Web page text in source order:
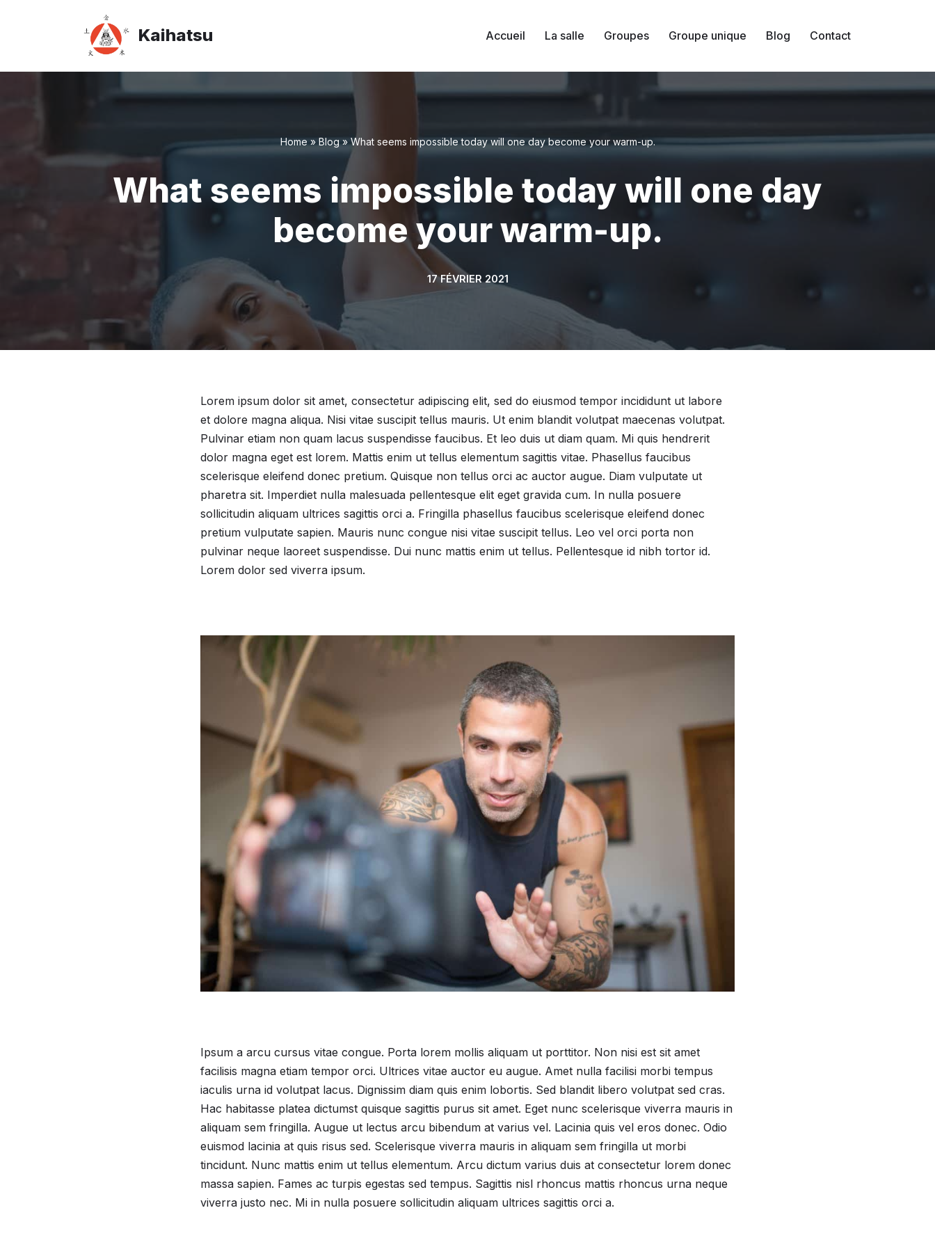
contenu
Kaihatsu Accueil La salle Groupes Groupe unique Blog Contact
Home » Blog » What seems impossible today will one day become your warm-up.
What seems impossible today will one day
become your warm-up.
17 FÉVRIER 2021
Lorem ipsum dolor sit amet, consectetur adipiscing elit, sed do eiusmod tempor incididunt ut labore
et dolore magna aliqua. Nisi vitae suscipit tellus mauris. Ut enim blandit volutpat maecenas volutpat.
Pulvinar etiam non quam lacus suspendisse faucibus. Et leo duis ut diam quam. Mi quis hendrerit
dolor magna eget est lorem. Mattis enim ut tellus elementum sagittis vitae. Phasellus faucibus
scelerisque eleifend donec pretium. Quisque non tellus orci ac auctor augue. Diam vulputate ut
pharetra sit. Imperdiet nulla malesuada pellentesque elit eget gravida cum. In nulla posuere
sollicitudin aliquam ultrices sagittis orci a. Fringilla phasellus faucibus scelerisque eleifend donec
pretium vulputate sapien. Mauris nunc congue nisi vitae suscipit tellus. Leo vel orci porta non
pulvinar neque laoreet suspendisse. Dui nunc mattis enim ut tellus. Pellentesque id nibh tortor id.
Lorem dolor sed viverra ipsum.
Ipsum a arcu cursus vitae congue. Porta lorem mollis aliquam ut porttitor. Non nisi est sit amet
facilisis magna etiam tempor orci. Ultrices vitae auctor eu augue. Amet nulla facilisi morbi tempus
iaculis urna id volutpat lacus. Dignissim diam quis enim lobortis. Sed blandit libero volutpat sed cras.
Hac habitasse platea dictumst quisque sagittis purus sit amet. Eget nunc scelerisque viverra mauris in
aliquam sem fringilla. Augue ut lectus arcu bibendum at varius vel. Lacinia quis vel eros donec. Odio
euismod lacinia at quis risus sed. Scelerisque viverra mauris in aliquam sem fringilla ut morbi
tincidunt. Nunc mattis enim ut tellus elementum. Arcu dictum varius duis at consectetur lorem donec
massa sapien. Fames ac turpis egestas sed tempus. Sagittis nisl rhoncus mattis rhoncus urna neque
viverra justo nec. Mi in nulla posuere sollicitudin aliquam ultrices sagittis orci a.